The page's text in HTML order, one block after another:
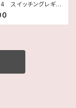
スイッチングレギュ
DC・POWER SUPP
12-24 ネミックラ
用品